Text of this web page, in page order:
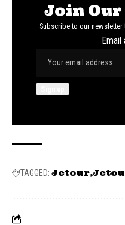
Join
Subscribe to our
Email
TAGGED: Jetour